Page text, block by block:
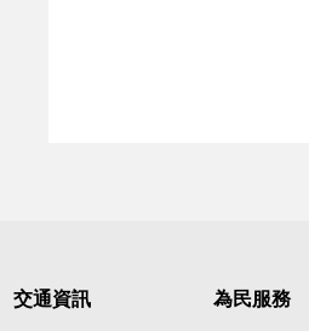
交通資訊 為民服務